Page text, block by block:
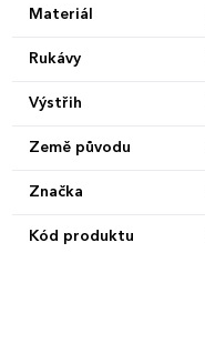
Materiál
Rukávy
Výstřih
Země původu
Značka
Kód produktu